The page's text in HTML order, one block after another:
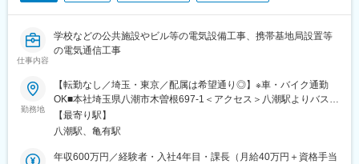
仕事内容
学校などの公共施設やビル等の電気設備工事、携帯基地局設置等
の電気通信工事
勤務地
【転勤なし／埼玉・東京／配属は希望通り◎】※車・バイク通勤
OK■本社埼玉県八潮市木曽根697-1＜アクセス＞八潮駅よりバス
10分、徒歩22分■東京営業所 ※経験者の方を積極採用しています
東京都葛飾区亀有3-21-6 一直ビル303＜アクセス＞亀有駅より
【最寄り駅】
八潮駅、亀有駅
年収600万円／経験者・入社4年目・課長（月給40万円＋資格手当